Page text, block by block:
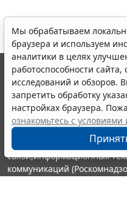
Мы обрабатываем
браузера и используем
аналитики в целях
работоспособности сайта,
исследований и обзоров.
запретить обработку
настройках браузера.
ознакомьтесь с условиями
© ООО "НПП "ГАРАНТ-
выпускается с 1990 года.
являются участниками
информации ГАРАНТ.
Портал ГАРАНТ.РУ
издания Федеральной
связи,информационных
коммуникаций